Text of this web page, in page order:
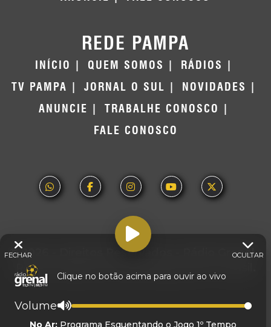
REDE PAMPA
INÍCIO QUEM SOMOS
RÁDIOS
TV PAMPA
JORNAL O SUL
NOVIDADES
ANUNCIE
TRABALHE CONOSCO
FALE CONOSCO
© 2026 - Direitos Reservados - Rádio Grenal -
Rede Pampa de Comunicação | RS - Brasil.
OCULTAR
FECHAR
Clique no botão acima para ouvir ao vivo
Volume
No Ar:Programa Esquentando o Jogo 1º Tempo